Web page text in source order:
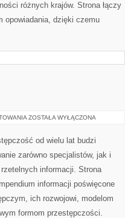
różnych krajów. Strona łączy
opowiadania, dzięki czemu
PODZIEMIE
ZOSTAŁA WYŁĄCZONA
od wielu lat budzi
zarówno specjalistów, jak i
informacji. Strona
informacji poświęcone
ich rozwojowi, modelom
formom przestępczości.